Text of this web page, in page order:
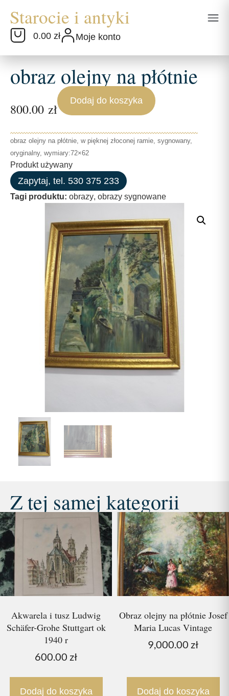
0.00 zł Moje konto
obraz olejny na płótnie
800.00 zł
Dodaj do koszyka
obraz olejny na płótnie, w pięknej złoconej ramie, sygnowany,
oryginalny, wymiary:72×62
Produkt używany
Zapytaj, tel. 530 375 233
Tagi produktu: obrazy, obrazy sygnowane
Z tej samej kategorii
Akwarela i tusz Ludwig
Schäfer-Grohe Stuttgart ok
1940 r
600.00 zł
Dodaj do koszyka
Obraz olejny na płótnie Josef
Maria Lucas Vintage
9,000.00 zł
Dodaj do koszyka